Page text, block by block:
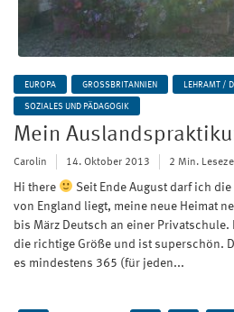
EUROPA GROSSBRITANNIEN LEHRAMT /
SOZIALES UND PÄDAGOGIK
Mein
Carolin 14. Oktober 2013 2 Min.
Hi there
Seit Ende August darf ich
von England liegt, meine neue Heimat
bis März Deutsch an einer Privatschule.
die richtige Größe und ist superschön.
es mindestens 365 (für jeden...